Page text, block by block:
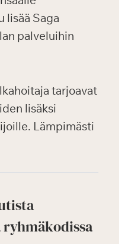
lisää Saga
palveluihin
tarjoavat
lisäksi
Lämpimästi